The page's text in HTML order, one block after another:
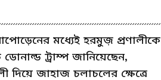
মধ্যেই হরমুজ় প্রণালীকে
ডোনাল্ড ট্রাম্প জানিয়েছেন,
দিয়ে জাহাজ চলাচলের ক্ষেত্রে